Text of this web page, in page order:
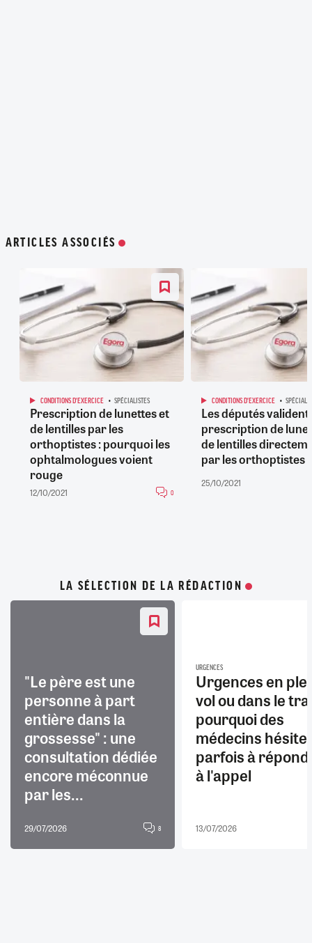
ARTICLES ASSOCIÉS
CONDITIONS D'EXERCICE SPÉCIALISTES
Prescription de lunettes et
de lentilles par les
orthoptistes : pourquoi les
ophtalmologues voient
rouge
12/10/2021 0
CONDITIONS D'EXERCICE
Les députés valident
prescription de
de lentilles
par les orthoptistes
25/10/2021
LA SÉLECTION DE LA RÉDACTION
"Le père est une
personne à part
entière dans la
grossesse" : une
consultation dédiée
encore méconnue
par les...
29/07/2026 8
URGENCES
Urgences en
vol ou dans le
pourquoi des
médecins
parfois à
à l'appel
13/07/2026